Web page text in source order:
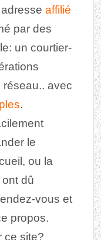
adresseaffilié
par des
un courtier-
réseau.. avec
.
le
ou la
dû
vous et
propos.
ce site?